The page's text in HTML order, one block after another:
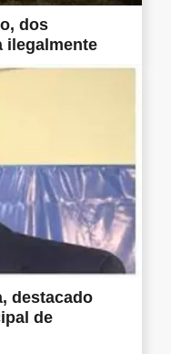
dos
ilegalmente
destacado
de